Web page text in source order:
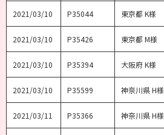
2021/03/10 P35044 東京都 K様
2021/03/10 P35426 東京都 M様
2021/03/10 P35394 大阪府 K様
2021/03/10 P35599 神奈川県 H様
2021/03/11 P35366 神奈川県 H様